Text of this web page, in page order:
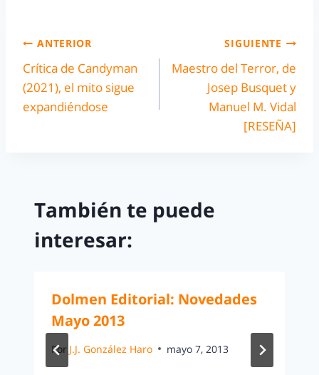
ANTERIOR
Crítica de Candyman
(2021), el mito sigue
expandiéndose
SIGUIENTE
Maestro del Terror, de
Josep Busquet y
Manuel M. Vidal
[RESEÑA]
También te puede
interesar:
Dolmen Editorial: Novedades
Mayo 2013
Por J.J. González Haro mayo 7, 2013